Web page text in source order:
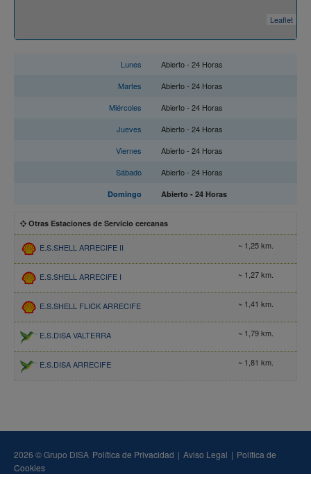
Leaflet
Lunes
Abierto - 24 Horas
Martes
Abierto - 24 Horas
Miércoles
Abierto - 24 Horas
Jueves
Abierto - 24 Horas
Viernes
Abierto - 24 Horas
Sábado
Abierto - 24 Horas
Domingo Abierto - 24 Horas
Otras Estaciones de Servicio cercanas
E.S.SHELL ARRECIFE II ~ 1,25 km.
E.S.SHELL ARRECIFE I ~ 1,27 km.
E.S.SHELL FLICK ARRECIFE ~ 1,41 km.
E.S.DISA VALTERRA ~ 1,79 km.
E.S.DISA ARRECIFE ~ 1,81 km.
2026 © Grupo DISA Política de Privacidad | Aviso Legal | Política de
Cookies